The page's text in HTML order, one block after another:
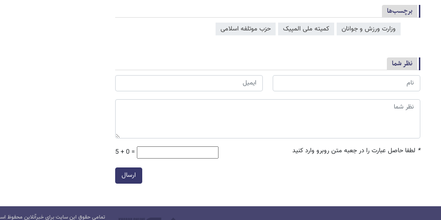
برچسب‌ها
وزارت ورزش و جوانان کمیته ملی المپیک حزب موتلفه اسلامی
نظر شما
* لطفا حاصل عبارت را در جعبه متن روبرو وارد کنید 5 + 0 =
ارسال
تمامی حقوق این سایت برای خبرآنلاین محفوظ